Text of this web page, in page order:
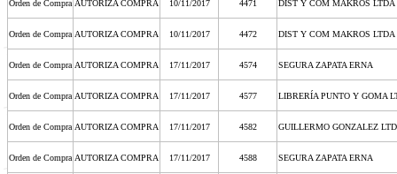
Orden de Compra AUTORIZA COMPRA 10/11/2017 4471 DIST Y COM MAKROS LTDA
Orden de Compra AUTORIZA COMPRA 10/11/2017 4472 DIST Y COM MAKROS LTDA
Orden de Compra AUTORIZA COMPRA 17/11/2017 4574 SEGURA ZAPATA ERNA
Orden de Compra AUTORIZA COMPRA 17/11/2017 4577 LIBRERÍA PUNTO Y GOMA
Orden de Compra AUTORIZA COMPRA 17/11/2017 4582 GUILLERMO GONZALEZ
Orden de Compra AUTORIZA COMPRA 17/11/2017 4588 SEGURA ZAPATA ERNA